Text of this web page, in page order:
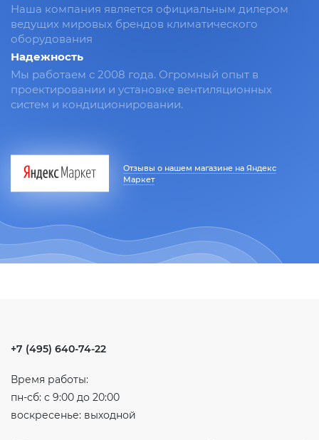
Наша компания является официальным дилером
ведущих мировых брендов климатического
оборудования
Надежность
Мы работаем с 2008 года. Огромный опыт в
проектировании и установке вентиляционных
систем и кондиционировании.
Отзывы о нашем магазине на Яндекс
Маркет
+7 (495) 640-74-22
Время работы:
пн-сб: с 9:00 до 20:00
воскресенье: выходной